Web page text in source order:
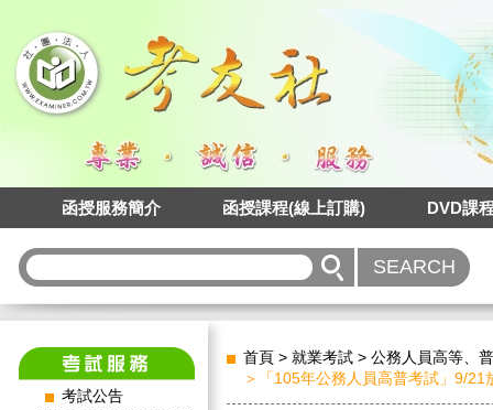
函授服務簡介 函授課程(線上訂購) DVD課
考試公告
首頁 > 就業考試 > 公務人員高等、
＞「105年公務人員高普考試」9/